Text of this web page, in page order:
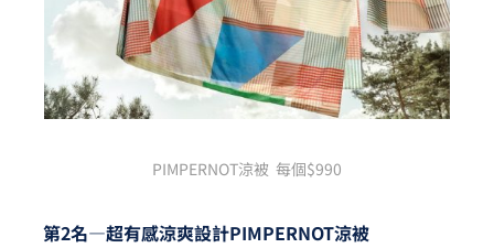
PIMPERNOT涼被 每個$990
第2名—超有感涼爽設計PIMPERNOT涼被